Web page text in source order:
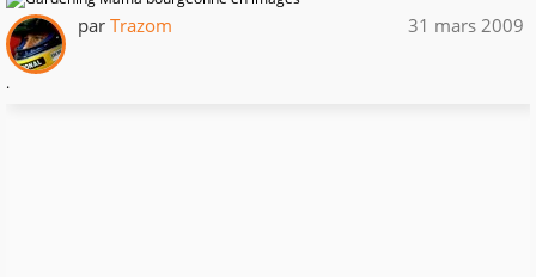
par Trazom 31 mars 2009
.